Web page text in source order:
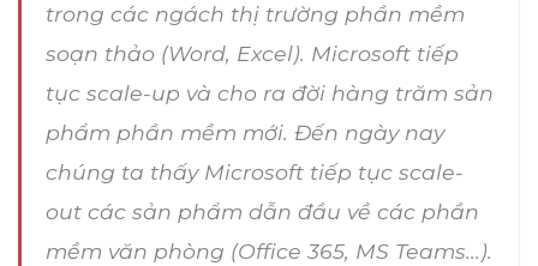
trong các ngách thị trường phần mềm
soạn thảo (Word, Excel). Microsoft tiếp
tục scale-up và cho ra đời hàng trăm sản
phẩm phần mềm mới. Đến ngày nay
chúng ta thấy Microsoft tiếp tục scale-
out các sản phẩm dẫn đầu về các phần
mềm văn phòng (Office 365, MS Teams...).